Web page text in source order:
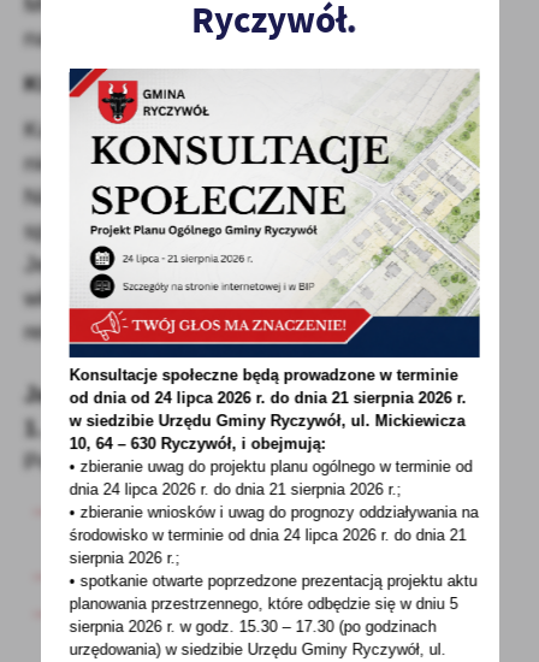
na każde 500 m kw. działki
Kto może skorzystać z programu?
Każdy, kto ma prawo dysponować
nieruchomością na cele budowlane.
Nie ma znaczenia stan cywilny, status
społeczny czy sytuacja rodzinna.
Jedynym warunkiem jest, by dom zaspokajał
własne potrzeby mieszkaniowe lub potrzeby
rekreacyjne.
Jak skorzystać z programu w 3 krokach?
1. Skompletuj dokumentację
Podstawowe dokumenty to:
oświadczenie o posiadanym prawie do
dysponowania nieruchomością
na cele budowlane
projekt zagospodarowania działki
lub terenu
Ryczywół.
Konsultacje społeczne będą prowadzone w terminie
od dnia od 24 lipca 2026 r. do dnia 21 sierpnia 2026 r.
w siedzibie Urzędu Gminy Ryczywół, ul. Mickiewicza
10, 64 – 630 Ryczywół, i obejmują:
• zbieranie uwag do projektu planu ogólnego w terminie od
dnia 24 lipca 2026 r. do dnia 21 sierpnia 2026 r.;
• zbieranie wniosków i uwag do prognozy oddziaływania na
środowisko w terminie od dnia 24 lipca 2026 r. do dnia 21
sierpnia 2026 r.;
• spotkanie otwarte poprzedzone prezentacją projektu aktu
planowania przestrzennego, które odbędzie się w dniu 5
sierpnia 2026 r.w godz. 15.30 – 17.30 (po godzinach
urzędowania) w siedzibie Urzędu Gminy Ryczywół, ul.